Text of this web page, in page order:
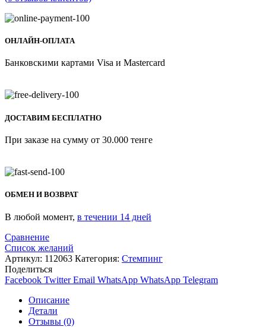
ОНЛАЙН-ОПЛАТА
Банковскими картами Visa и Mastercard
ДОСТАВИМ БЕСПЛАТНО
При заказе на сумму от 30.000 тенге
ОБМЕН И ВОЗВРАТ
В любой момент, в течении 14 дней
Сравнение
Список желаний
Артикул: 112063 Категория: Стемпинг
Поделиться
Facebook Twitter Email WhatsApp WhatsApp Telegram
Описание
Детали
Отзывы (0)